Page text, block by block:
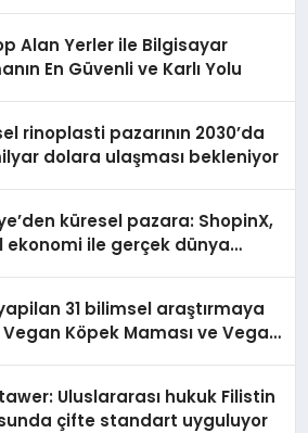
Alan Yerler ile Bilgisayar
En Güvenli ve Karlı Yolu
rinoplasti pazarının 2030’da
dolara ulaşması bekleniyor
küresel pazara: ShopinX,
ekonomi ile gerçek dünya
31 bilimsel araştırmaya
Köpek Maması ve Vegan
Uluslararası hukuk Filistin
çifte standart uyguluyor